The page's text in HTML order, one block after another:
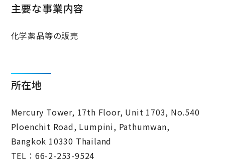
主要な事業内容
化学薬品等の販売
所在地
Mercury Tower, 17th Floor, Unit 1703, No.540
Ploenchit Road, Lumpini, Pathumwan,
Bangkok 10330 Thailand
TEL：66-2-253-9524